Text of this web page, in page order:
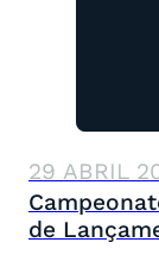
29 ABRIL
de